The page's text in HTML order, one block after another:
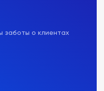
заботы о клиентах